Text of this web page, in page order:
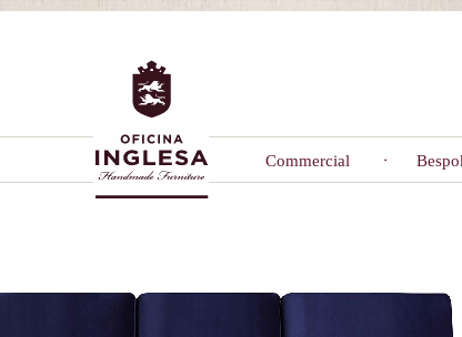
Commercial